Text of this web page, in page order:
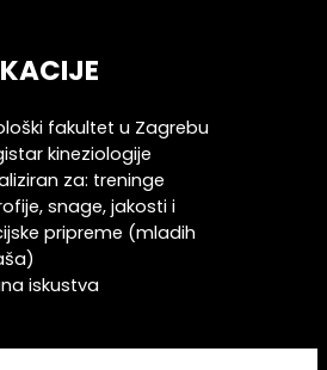
fakultet u Zagrebu
kineziologije
za: treninge
snage, jakosti i
pripreme (mladih
iskustva